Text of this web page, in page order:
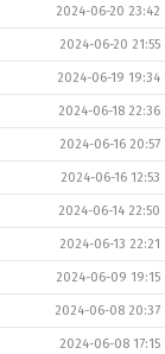
2024-06-20 23:42
2024-06-20 21:55
2024-06-19 19:34
2024-06-18 22:36
2024-06-16 20:57
2024-06-16 12:53
2024-06-14 22:50
2024-06-13 22:21
2024-06-09 19:15
2024-06-08 20:37
2024-06-08 17:15